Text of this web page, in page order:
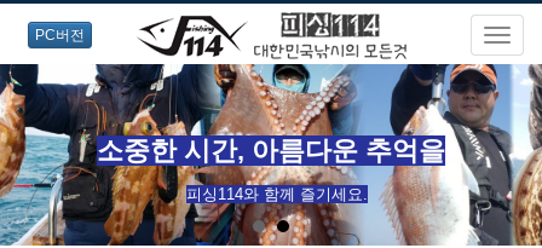
PC버전
소중한 시간, 아름다운 추억을
피싱114와 함께 즐기세요.